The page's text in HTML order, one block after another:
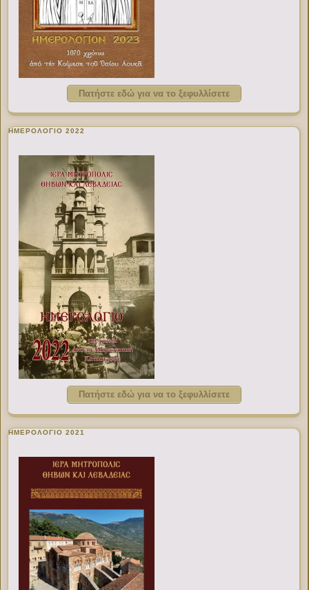
Πατήστε εδώ για να το ξεφυλλίσετε
ΗΜΕΡΟΛΟΓΙΟ 2022
Πατήστε εδώ για να το ξεφυλλίσετε
ΗΜΕΡΟΛΟΓΙΟ 2021